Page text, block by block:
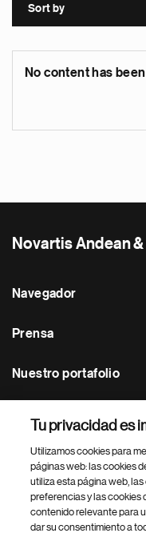
Sort by
No content has
Novartis Andean
Navegador
Prensa
Nuestro portafolio
Footer Site Search
Tu privacidad es
Utilizamos cookies para
páginas web: las cookies
utiliza esta página web,
preferencias y las cookies
contenido relevante para
dar su consentimiento a